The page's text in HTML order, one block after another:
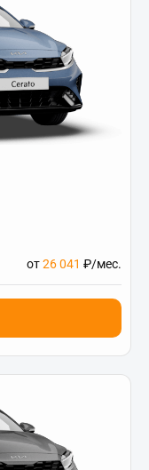
от26 041 ₽/мес.